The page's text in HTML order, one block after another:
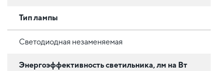
Тип лампы
Светодиодная незаменяемая
Энергоэффективность светильника, лм на Вт